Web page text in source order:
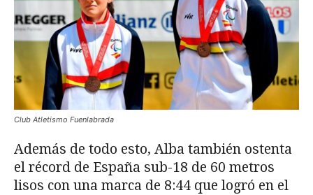
Club Atletismo Fuenlabrada
Además de todo esto, Alba también ostenta
el récord de España sub-18 de 60 metros
lisos con una marca de 8:44 que logró en el